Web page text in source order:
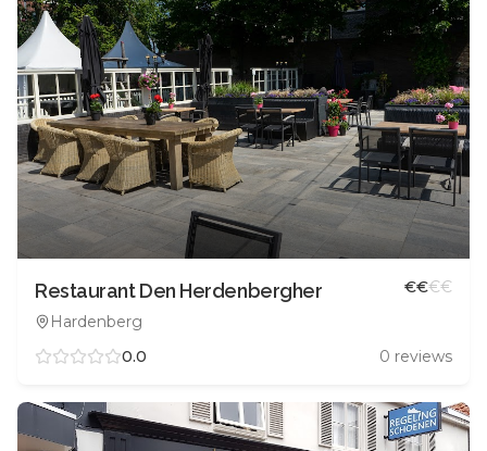
Restaurant Den Herdenbergher
Hardenberg
€€€€
0.0 0 reviews